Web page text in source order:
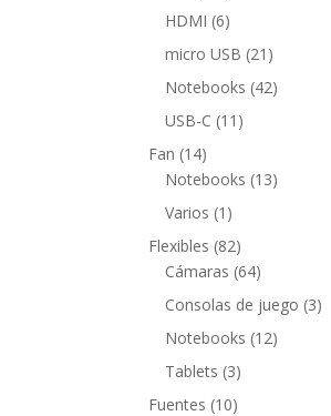
productos
HDMI 66
productos
micro USB 21 21
productos
Notebooks 4242
USB-C 11 11
Fan 1414
productos
Notebooks 1313
Varios 1 1
producto
Flexibles 8282
productos
Cámaras 6464
productos
Consolas de juego 33
Notebooks 1212
Tablets 33
productos
Fuentes 1010